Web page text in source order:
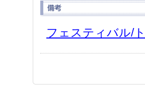
フェスティバル/